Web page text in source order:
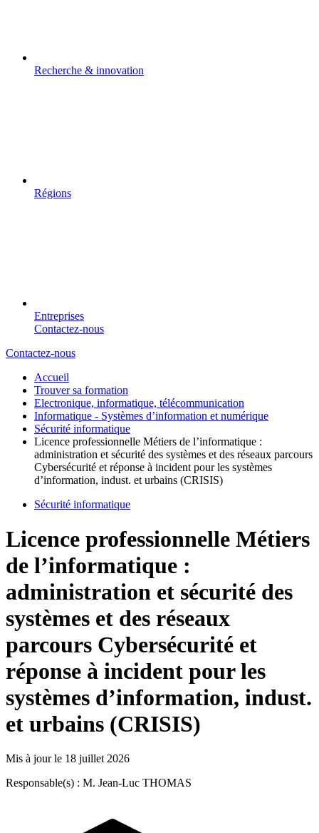
Recherche & innovation
Régions
Entreprises
Contactez-nous
Contactez-nous
Accueil
Trouver sa formation
Electronique, informatique, télécommunication
Informatique - Systèmes d’information et numérique
Sécurité informatique
Licence professionnelle Métiers de l’informatique :
administration et sécurité des systèmes et des réseaux parcours
Cybersécurité et réponse à incident pour les systèmes
d’information, indust. et urbains (CRISIS)
Sécurité informatique
Licence professionnelle Métiers
de l’informatique :
administration et sécurité des
systèmes et des réseaux
parcours Cybersécurité et
réponse à incident pour les
systèmes d’information, indust.
et urbains (CRISIS)
Mis à jour le 18 juillet 2026
Responsable(s) : M. Jean-Luc THOMAS